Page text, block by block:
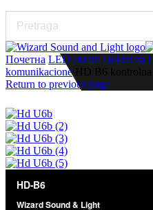
Почетна LED ekrani Delovi za
komunikacione HD B6 kontrolna
Return to previous page